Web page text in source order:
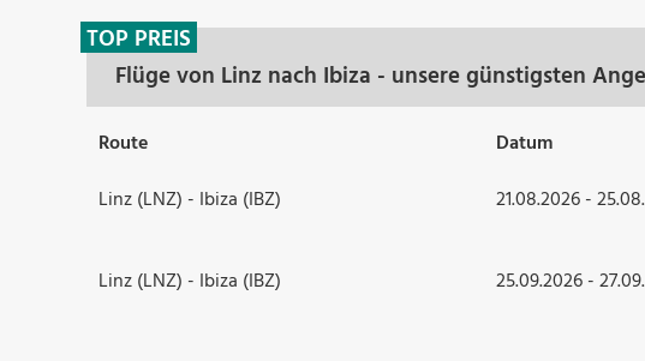
Flüge von Linz nach Ibiza - unsere günstigsten
TOP PREIS
Route Datum
Linz (LNZ) - Ibiza (IBZ)
21.08.2026 -
Linz (LNZ) - Ibiza (IBZ) 25.09.2026 -